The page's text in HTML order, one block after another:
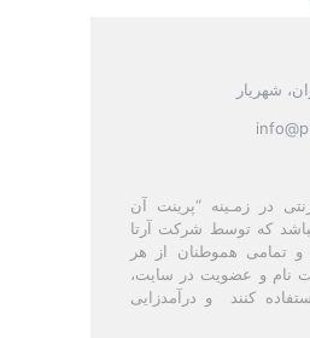
شهریار
در زمـینه “پرینت آن
که توسط شرکت آرتا
تمامی هموطنان از هر
نام و عضویت در سایت،
کنند و درآمدزایی